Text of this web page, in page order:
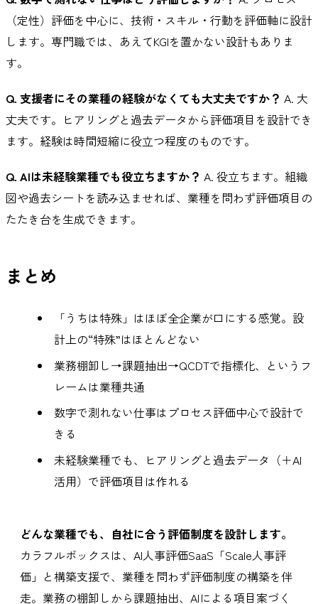
（定性）評価を中心に、技術・スキル・行動を評価軸に設計
します。専門職では、あえてKGIを置かない設計もありま
す。
Q. 支援者にその業種の経験がなくても大丈夫ですか？ A. 大
丈夫です。ヒアリングと過去データから評価項目を設計でき
ます。経験は時間短縮に役立つ程度のものです。
Q. AIは未経験業種でも役立ちますか？ A. 役立ちます。組織
図や過去シートを読み込ませれば、業種を問わず評価項目の
たたき台を生成できます。
まとめ
「うちは特殊」はほぼ全企業が口にする感覚。設
計上の“特殊”はほとんどない
業務棚卸し→課題抽出→QCDTで指標化、というフ
レームは業種共通
数字で測れない仕事はプロセス評価中心で設計で
きる
未経験業種でも、ヒアリングと過去データ（＋AI
活用）で評価項目は作れる
どんな業種でも、自社に合う評価制度を設計します。
カラフルボックスは、AI人事評価SaaS「Scale人事評
価」と構築支援で、業種を問わず評価制度の構築を伴
走。業務の棚卸しから課題抽出、AIによる項目案づく